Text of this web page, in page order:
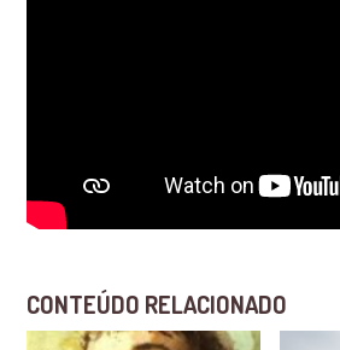
CONTEÚDO RELACIONADO